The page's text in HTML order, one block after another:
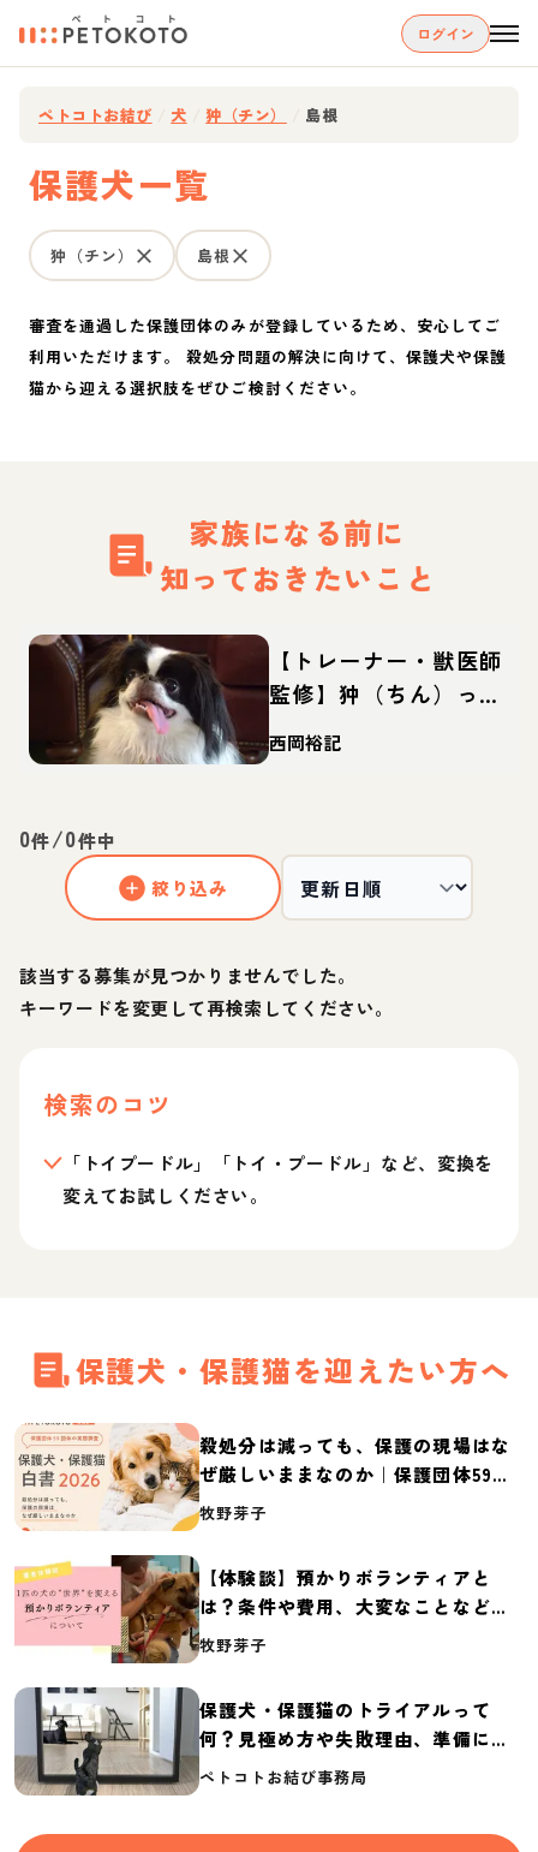
ログイン
ペトコトお結び 犬 狆（チン） 島根
保護犬一覧
狆（チン） 島根
審査を通過した保護団体のみが登録しているため、安心してご
利用いただけます。 殺処分問題の解決に向けて、保護犬や保護
猫から迎える選択肢をぜひご検討ください。
家族になる前に
知っておきたいこと
【トレーナー・獣医師
監修】狆（ちん）って
どんな犬？性格・特
徴・育て方・迎え方
西岡裕記
0件/0件中
絞り込み
該当する募集が見つかりませんでした。
キーワードを変更して再検索してください。
検索のコツ
「トイプードル」「トイ・プードル」など、変換を
変えてお試しください。
保護犬・保護猫を迎えたい方へ
殺処分は減っても、保護の現場はな
ぜ厳しいままなのか｜保護団体59団
体の実態調査【保護犬・保護猫白書
牧野芽子
【体験談】預かりボランティアと
は？条件や費用、大変なことなど紹
介
牧野芽子
保護犬・保護猫のトライアルって
何？見極め方や失敗理由、準備に必
要なものを紹介
ペトコトお結び事務局